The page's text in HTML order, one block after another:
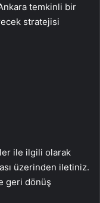
temkinli bir
stratejisi
ile ilgili olarak
üzerinden iletiniz.
geri dönüş